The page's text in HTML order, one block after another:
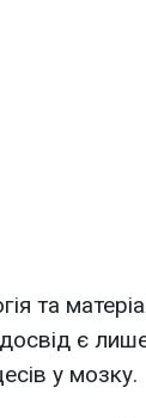
та
є
у мозку.